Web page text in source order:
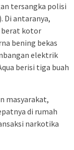
tersangka polisi
Di antaranya,
berat kotor
bening bekas
elektrik
berisi tiga buah
masyarakat,
di rumah
narkotika